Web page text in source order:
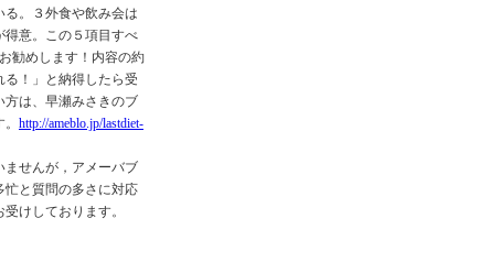
。３外食や飲み会は
得意。この５項目すべ
勧めします！内容の約
！」と納得したら受
方は、早瀬みさきのブ
http://ameblo.jp/lastdiet-
ませんが，アメーバブ
忙と質問の多さに対応
けしております。